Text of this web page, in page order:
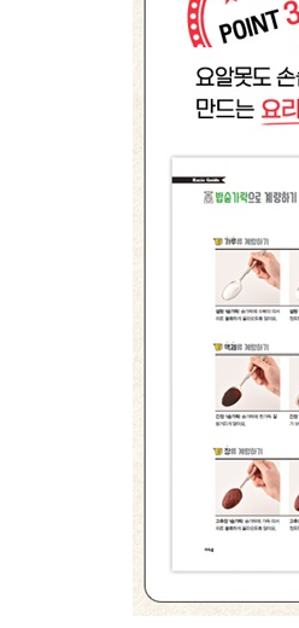
8위. 두부햄샌드
9위. 베이컨말이
10위. 칠리두부
- 소시지 모양 내는 법
봄내음 담아 생기 가
1위. 봄동겉절이
2위. 냉이된장무침
3위. 톳나물무침
4위. 더덕무침
5위. 달래무침
6위. 더덕구이
7위. 마늘종볶음
8위. 취나물무침